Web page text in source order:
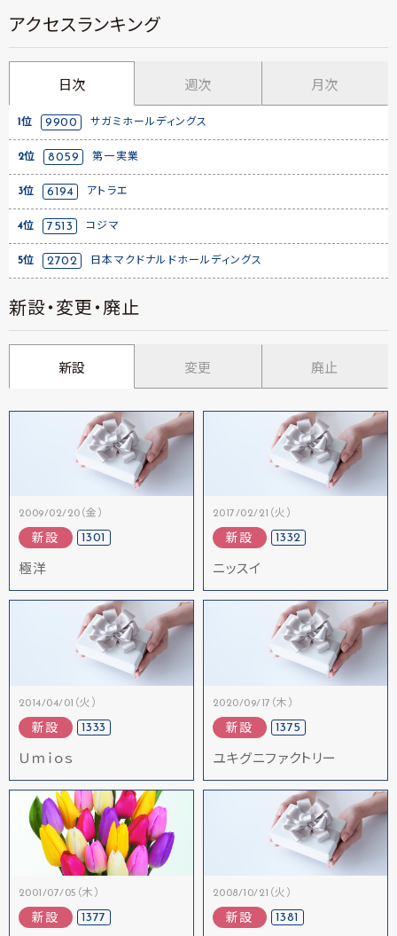
アクセスランキング
日次 週次 月次
1位 9900 サガミホールディングス
2位 8059 第一実業
3位 6194 アトラエ
4位 7513 コジマ
5位 2702 日本マクドナルドホールディングス
新設・変更・廃止
新設 変更 廃止
2009/02/20（金）
新設 1301
極洋
2017/02/21（火）
新設 1332
ニッスイ
2014/04/01（火）
新設 1333
Ｕｍｉｏｓ
2020/09/17（木）
新設 1375
ユキグニファクトリー
2001/07/05（木）
新設 1377
2008/10/21（火）
新設 1381